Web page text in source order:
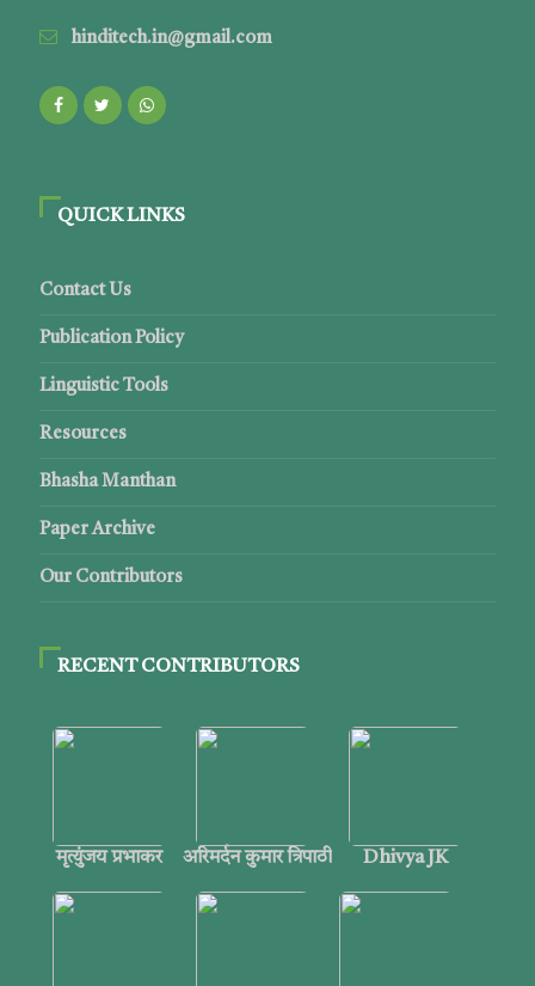
hinditech.in@gmail.com
QUICK LINKS
Contact Us
Publication Policy
Linguistic Tools
Resources
Bhasha Manthan
Paper Archive
Our Contributors
RECENT CONTRIBUTORS
मृत्युंजय प्रभाकर अरिमर्दन कुमार त्रिपाठी Dhivya JK